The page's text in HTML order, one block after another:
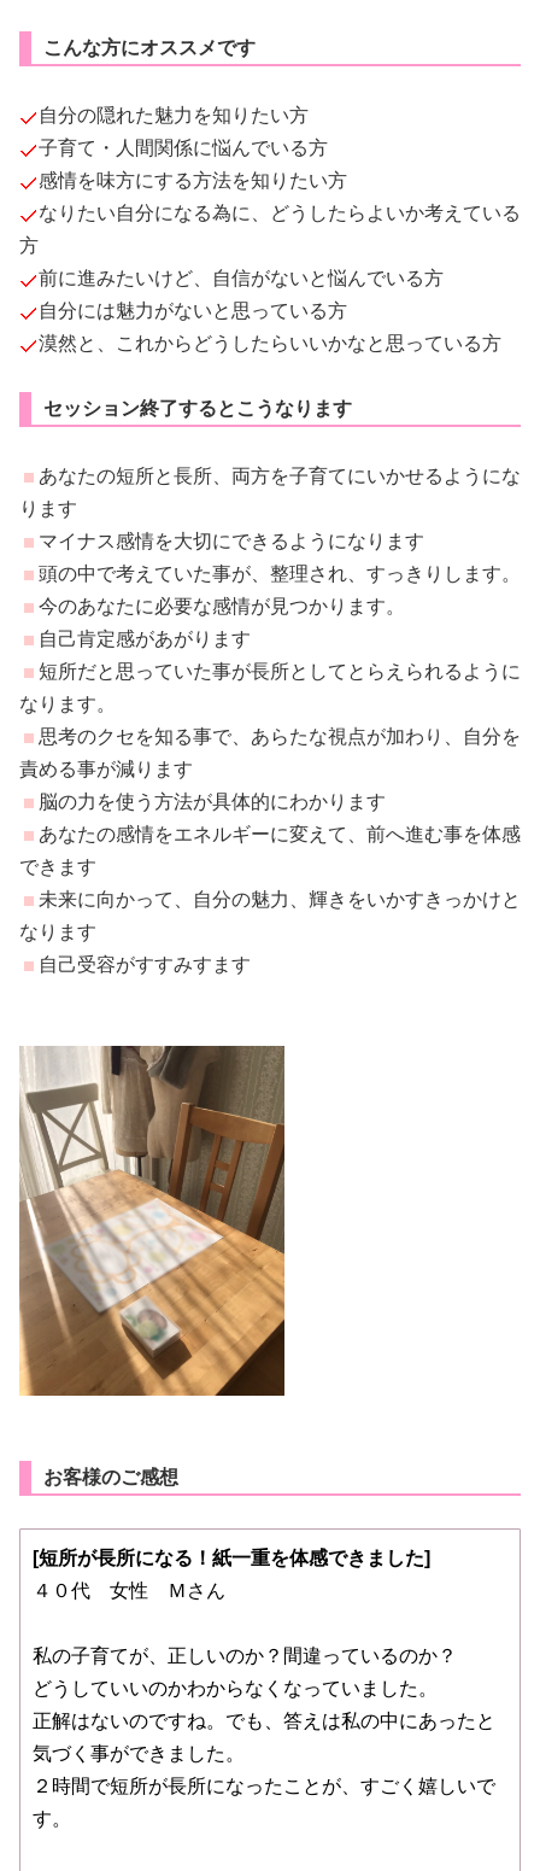
こんな方にオススメです
自分の隠れた魅力を知りたい方
子育て・人間関係に悩んでいる方
感情を味方にする方法を知りたい方
なりたい自分になる為に、どうしたらよいか考えている
方
前に進みたいけど、自信がないと悩んでいる方
自分には魅力がないと思っている方
漠然と、これからどうしたらいいかなと思っている方
セッション終了するとこうなります
あなたの短所と長所、両方を子育てにいかせるようにな
ります
マイナス感情を大切にできるようになります
頭の中で考えていた事が、整理され、すっきりします。
今のあなたに必要な感情が見つかります。
自己肯定感があがります
短所だと思っていた事が長所としてとらえられるように
なります。
思考のクセを知る事で、あらたな視点が加わり、自分を
責める事が減ります
脳の力を使う方法が具体的にわかります
あなたの感情をエネルギーに変えて、前へ進む事を体感
できます
未来に向かって、自分の魅力、輝きをいかすきっかけと
なります
自己受容がすすみすます
お客様のご感想
[短所が長所になる！紙一重を体感できました]
４０代 女性 Ｍさん
私の子育てが、正しいのか？間違っているのか？
どうしていいのかわからなくなっていました。
正解はないのですね。でも、答えは私の中にあったと
気づく事ができました。
２時間で短所が長所になったことが、すごく嬉しいで
す。